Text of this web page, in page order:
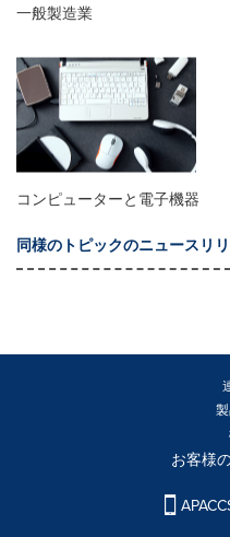
一般製造業
コンピューターと電子機器
同様のトピックのニュースリ
お客様